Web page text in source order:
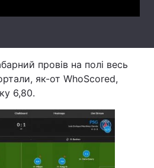
провів на полі весь
як-от WhoScored,
6,80.